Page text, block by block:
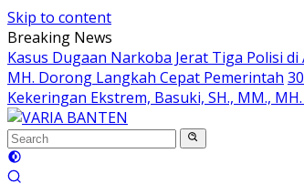
Skip to content
Breaking News
Kasus Dugaan Narkoba Jerat Tiga Polisi
MH. Dorong Langkah Cepat Pemerintah
Kekeringan Ekstrem, Basuki, SH., MM.,